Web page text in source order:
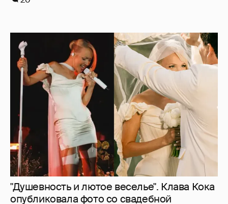
"Душевность и лютое веселье". Клава Кока
опубликовала фото со свадебной
вечеринки
25